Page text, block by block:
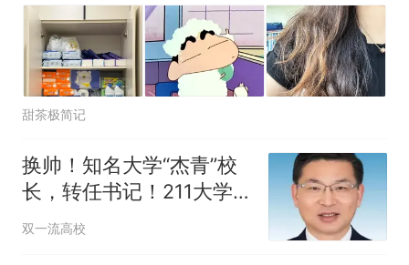
甜茶极简记
换帅！知名大学“杰青”校
长，转任书记！211大学
副校长，接棒校长
双一流高校